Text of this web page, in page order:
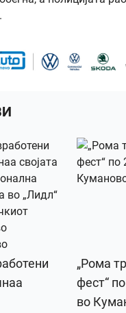
„Рома
фест“
во